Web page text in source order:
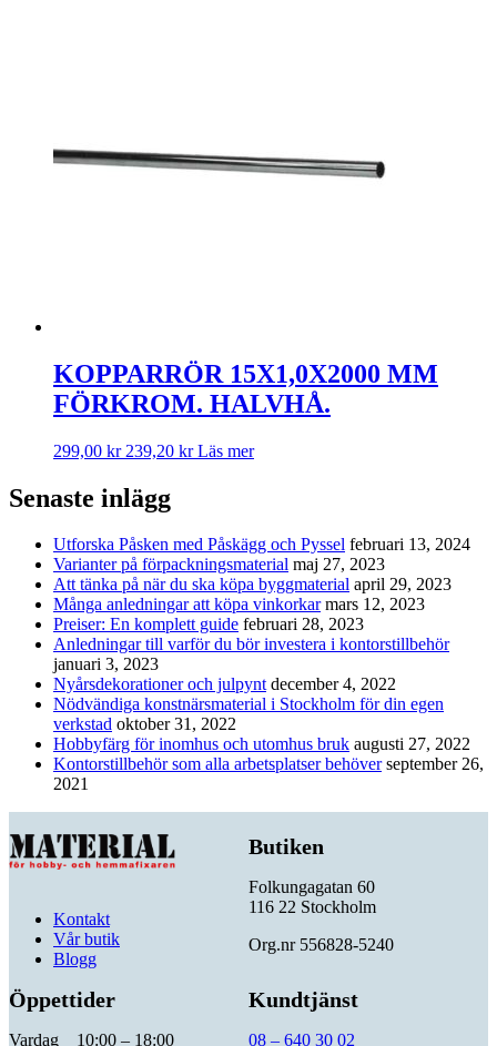
KOPPARRÖR 15X1,0X2000 MM
FÖRKROM. HALVHÅ.
299,00 kr 239,20 kr Läs mer
Senaste inlägg
Utforska Påsken med Påskägg och Pyssel februari 13, 2024
Varianter på förpackningsmaterial maj 27, 2023
Att tänka på när du ska köpa byggmaterial april 29, 2023
Många anledningar att köpa vinkorkar mars 12, 2023
Preiser: En komplett guide februari 28, 2023
Anledningar till varför du bör investera i kontorstillbehör
januari 3, 2023
Nyårsdekorationer och julpynt december 4, 2022
Nödvändiga konstnärsmaterial i Stockholm för din egen
verkstad oktober 31, 2022
Hobbyfärg för inomhus och utomhus bruk augusti 27, 2022
Kontorstillbehör som alla arbetsplatser behöver september 26,
2021
Kontakt
Vår butik
Blogg
Butiken
Folkungagatan 60
116 22 Stockholm
Org.nr 556828-5240
Öppettider
Vardag 10:00 – 18:00
Kundtjänst
08 – 640 30 02